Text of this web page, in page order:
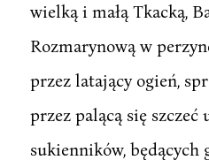
wielką i małą Tkacką,
Rozmarynową w
przez latający ogień,
przez palącą się szczeć
sukienników, będących